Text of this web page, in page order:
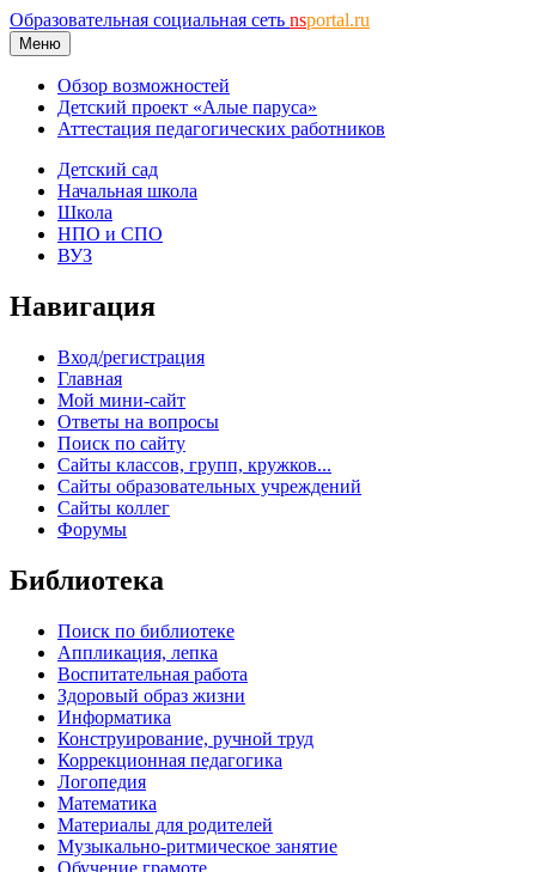
Образовательная социальная сеть nsportal.ru
Меню
Обзор возможностей
Детский проект «Алые паруса»
Аттестация педагогических работников
Детский сад
Начальная школа
Школа
НПО и СПО
ВУЗ
Навигация
Вход/регистрация
Главная
Мой мини-сайт
Ответы на вопросы
Поиск по сайту
Сайты классов, групп, кружков...
Сайты образовательных учреждений
Сайты коллег
Форумы
Библиотека
Поиск по библиотеке
Аппликация, лепка
Воспитательная работа
Здоровый образ жизни
Информатика
Конструирование, ручной труд
Коррекционная педагогика
Логопедия
Математика
Материалы для родителей
Музыкально-ритмическое занятие
Обучение грамоте